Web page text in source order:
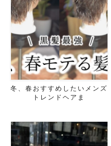
冬、春おすすめしたいメンズ
トレンドヘアま